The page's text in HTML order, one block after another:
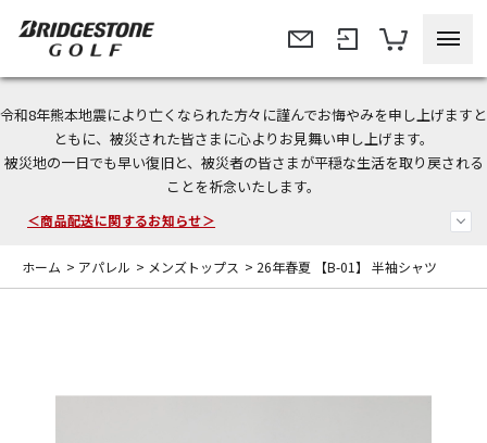
令和8年熊本地震により亡くなられた方々に謹んでお悔やみを申し上げますと
ともに、被災された皆さまに心よりお見舞い申し上げます。
被災地の一日でも早い復旧と、被災者の皆さまが平穏な生活を取り戻される
ことを祈念いたします。
＜夏季休暇中のご注文・発送・お問い合わせ＞
今なら新規会員登録で1,000円OFFクーポンプレゼント！
＜商品配送に関するお知らせ＞
ホーム > アパレル > メンズトップス > 26年春夏 【B-01】 半袖シャツ